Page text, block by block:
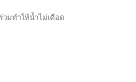
วมทำให้น้ำไม่เดือด